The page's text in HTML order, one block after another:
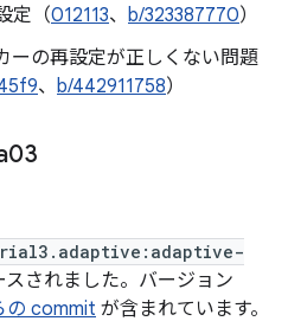
定（012113、 b/323387770）
ーの再設定が正しくない問題
、 b/442911758）
スされました。バージョン
の commit が含まれています。